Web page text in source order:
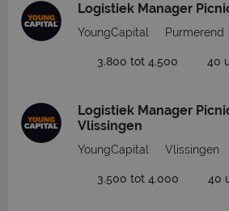
Logistiek Manager
YoungCapital Purmerend
3.800 tot 4.500 40
Logistiek Manager
Vlissingen
YoungCapital Vlissingen
3.500 tot 4.000 40